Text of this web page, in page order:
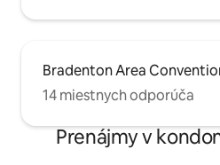
Bradenton Area
14 miestnych odporúča
Prenájmy v